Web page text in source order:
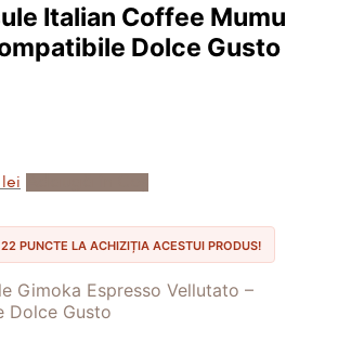
Italian Coffee Mumu
Dolce Gusto
lei Prețul
curent
21.90 lei.
PUNCTE LA ACHIZIȚIA ACESTUI PRODUS!